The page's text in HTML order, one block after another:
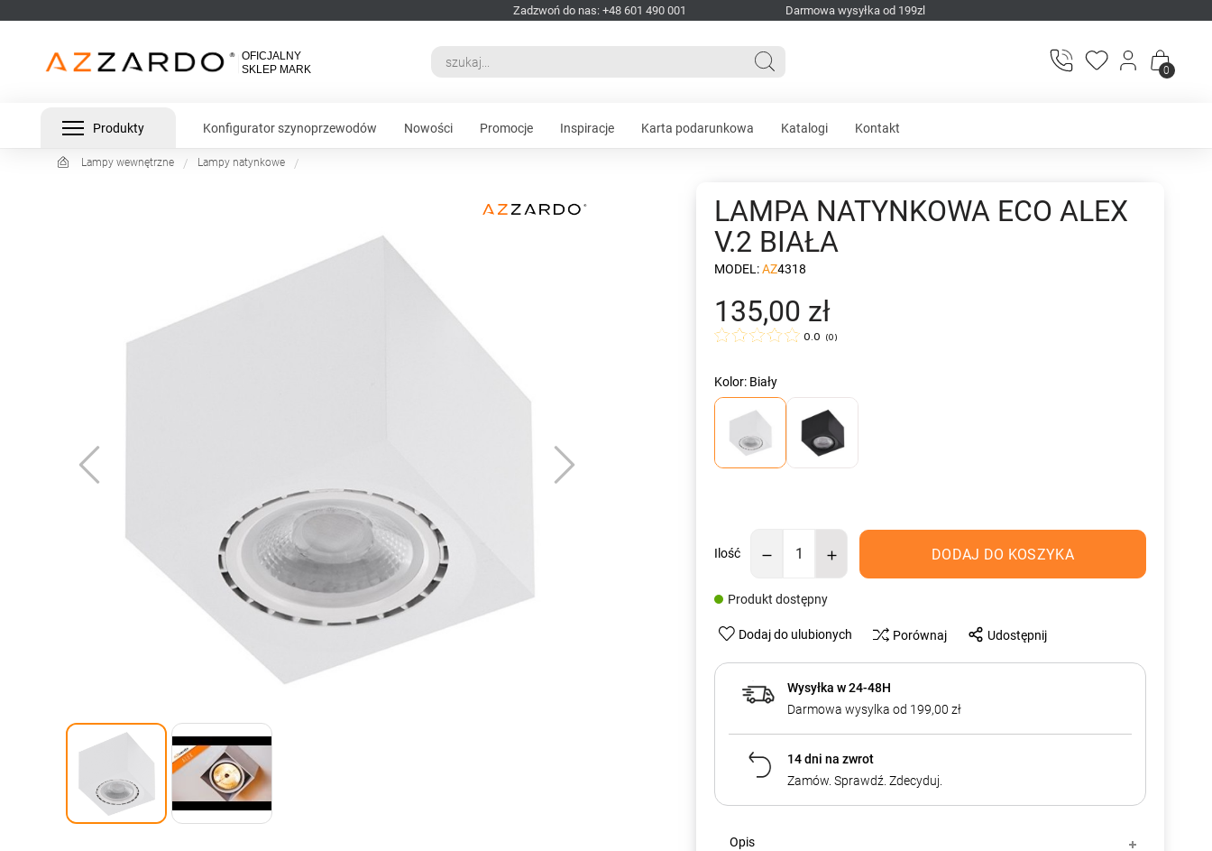
Zadzwoń do nas: +48 601 490 001 Darmowa wysyłka od 199zl
0
Produkty Konfigurator szynoprzewodów Nowości Promocje Inspiracje Karta podarunkowa Katalogi Kontakt
Lampy wewnętrzne Lampy natynkowe
LAMPA NATYNKOWA ECO ALEX
V.2 BIAŁA
MODEL:AZ4318
135,00 zł
0.0 (0)
Kolor: Biały
Ilość DODAJ DO KOSZYKA
Produkt dostępny
Dodaj do ulubionych Porównaj Udostępnij
Wysyłka w 24-48H
Darmowa wysylka od 199,00 zł
14 dni na zwrot
Zamów. Sprawdź. Zdecyduj.
Opis